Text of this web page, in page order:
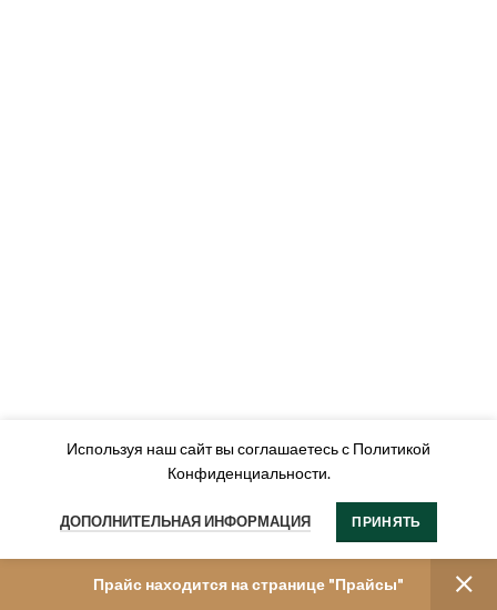
Прайс находится на странице "Прайсы"
Используя наш сайт вы соглашаетесь с Политикой
Конфиденциальности.
ДОПОЛНИТЕЛЬНАЯ ИНФОРМАЦИЯ ПРИНЯТЬ